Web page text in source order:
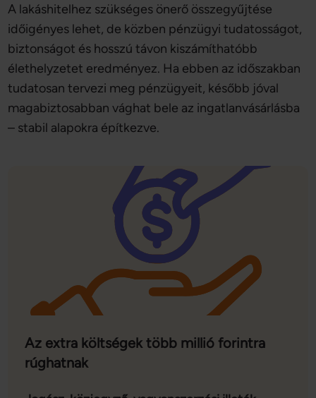
A lakáshitelhez szükséges önerő összegyűjtése
időigényes lehet, de közben pénzügyi tudatosságot,
biztonságot és hosszú távon kiszámíthatóbb
élethelyzetet eredményez. Ha ebben az időszakban
tudatosan tervezi meg pénzügyeit, később jóval
magabiztosabban vághat bele az ingatlanvásárlásba
– stabil alapokra építkezve.
Az extra költségek több millió forintra
rúghatnak